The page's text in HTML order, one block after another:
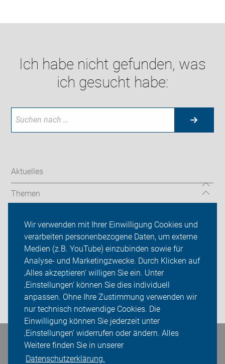
Wir verwenden mit Ihrer Einwilligung Cookies und
verarbeiten personenbezogene Daten, um externe
Medien (z.B. YouTube) einzubinden sowie für
Analyse- und Marketingzwecke. Durch Klicken auf
‚Alles akzeptieren‘ willigen Sie ein. Unter
‚Einstellungen‘ können Sie dies individuell
anpassen. Ohne Ihre Zustimmung verwenden wir
nur technisch notwendige Cookies. Die
Einwilligung können Sie jederzeit unter
‚Einstellungen‘ widerrufen oder ändern. Alles
Weitere finden Sie in unserer
Datenschutzerklärung.
Ich habe nicht gefunden, was
ich gesucht habe:
Aktuelles
Themen
ADFC Niedersachsen
Sei dabei
Presse
Bleiben Sie in Kontakt